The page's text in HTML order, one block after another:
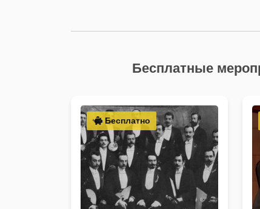
Бесплатные
Бесплатно